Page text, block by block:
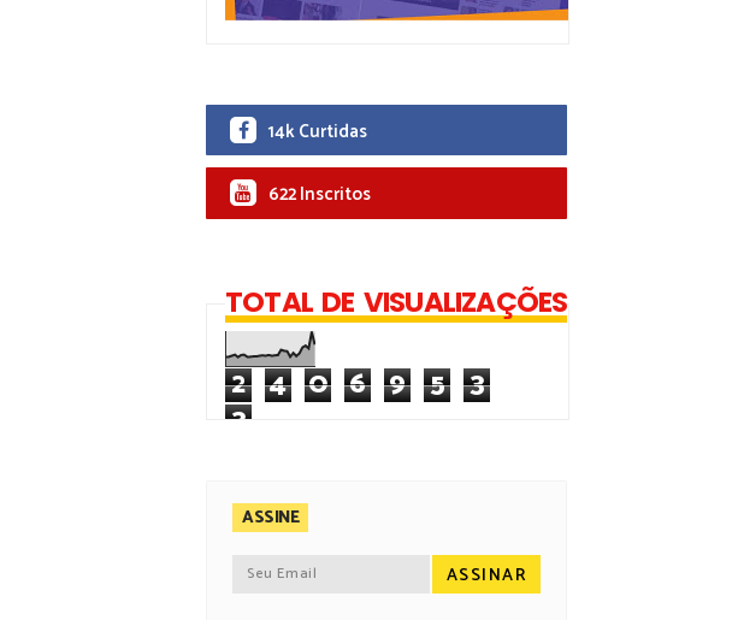
14k Curtidas
622 Inscritos
TOTAL DE VISUALIZAÇÕES
2 4 0 6 9 5 3
3
ASSINE